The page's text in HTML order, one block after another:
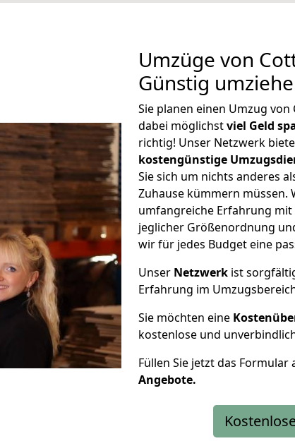
Umzüge von
Günstig
Sie planen einen Umzug
dabei möglichstviel Geld
richtig! Unser Netzwerk
kostengünstige
Sie sich um nichts anderes
Zuhause kümmern
umfangreiche Erfahrung
jeglicher Größenordnung
wir für jedes Budget eine
Unser Netzwerk ist
Erfahrung im
Sie möchten eine
kostenlose und
Füllen Sie jetzt das Formular
Angebote.